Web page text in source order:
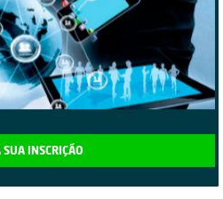
SUA INSCRIÇÃO